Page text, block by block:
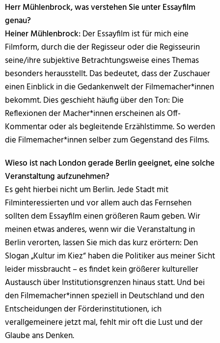
Herr Mühlenbrock, was verstehen Sie unter Essayfilm
genau?
Heiner Mühlenbrock:Der Essayfilm ist für mich eine
Filmform, durch die der Regisseur oder die Regisseurin
seine/ihre subjektive Betrachtungsweise eines Themas
besonders herausstellt. Das bedeutet, dass der Zuschauer
einen Einblick in die Gedankenwelt der Filmemacher*innen
bekommt. Dies geschieht häufig über den Ton: Die
Reflexionen der Macher*innen erscheinen als Off-
Kommentar oder als begleitende Erzählstimme. So werden
die Filmemacher*innen selber zum Gegenstand des Films.
Wieso ist nach London gerade Berlin geeignet, eine solche
Veranstaltung aufzunehmen?
Es geht hierbei nicht um Berlin. Jede Stadt mit
Filminteressierten und vor allem auch das Fernsehen
sollten dem Essayfilm einen größeren Raum geben. Wir
meinen etwas anderes, wenn wir die Veranstaltung in
Berlin verorten, lassen Sie mich das kurz erörtern: Den
Slogan „Kultur im Kiez“ haben die Politiker aus meiner Sicht
leider missbraucht – es findet kein größerer kultureller
Austausch über Institutionsgrenzen hinaus statt. Und bei
den Filmemacher*innen speziell in Deutschland und den
Entscheidungen der Förderinstitutionen, ich
verallgemeinere jetzt mal, fehlt mir oft die Lust und der
Glaube ans Denken.